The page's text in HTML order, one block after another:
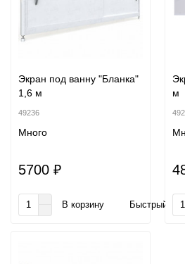
Экран под ванну "Бланка"
1,6 м
49236
Много
5700 ₽
В корзину Быстрый
м